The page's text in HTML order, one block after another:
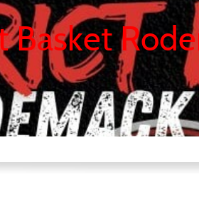
Basket